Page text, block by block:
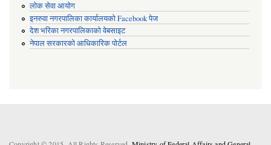
लोक सेवा आयोग
इनरुवा नगरपालिका कार्यालयको Facebook पेज
देश भरिका नगरपालिकाको वेबसाइट
नेपाल सरकारको आधिकारिक पोर्टल